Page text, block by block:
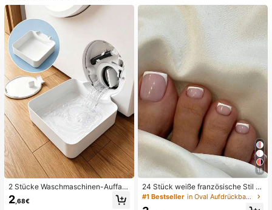
2 Stücke Waschmaschinen-Auffan
gwanne Tropfschale, wasserdichte
Bodenschutzmatte für Waschraum,
2 ,68€
18
24 Stück weiße französische Stil ei
nfache & elegante Fußnagelkunst P
#1 Bestseller in Oval Aufdrückbare künstliche Nägel